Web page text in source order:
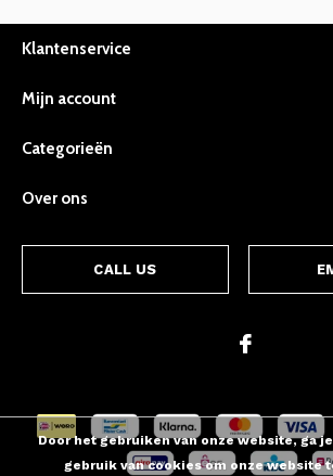
Klantenservice
Mijn account
Categorieën
Over ons
CALL US
Door het gebruiken van onze website, ga
gebruik van cookies om onze website